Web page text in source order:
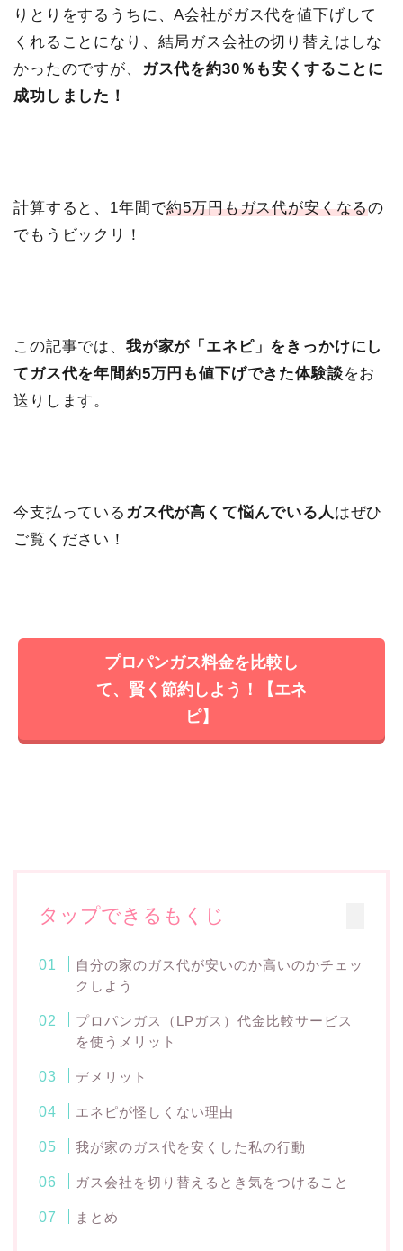
りとりをするうちに、A会社がガス代を値下げして
くれることになり、結局ガス会社の切り替えはしな
かったのですが、
ガス代を約30％も安くすることに
成功しました！
計算すると、1年間で約5万円もガス代が安くなるの
でもうビックリ！
この記事では、 我が家が「エネピ」をきっかけにし
てガス代を年間約5万円も値下げできた体験談をお
送りします。
今支払っている ガス代が高くて悩んでいる人はぜひ
ご覧ください！
プロパンガス料金を比較し
て、賢く節約しよう！【エネ
ピ】
タップできるもくじ
自分の家のガス代が安いのか高いのかチェッ
クしよう
プロパンガス（LPガス）代金比較サービス
を使うメリット
デメリット
エネピが怪しくない理由
我が家のガス代を安くした私の行動
ガス会社を切り替えるとき気をつけること
まとめ